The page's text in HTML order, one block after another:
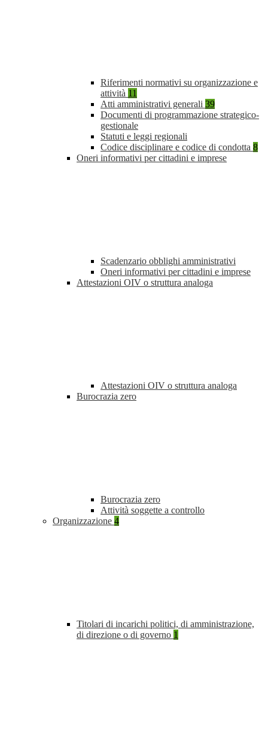
Riferimenti normativi su organizzazione e
attività 11
Atti amministrativi generali 39
Documenti di programmazione strategico-
gestionale
Statuti e leggi regionali
Codice disciplinare e codice di condotta 8
Oneri informativi per cittadini e imprese
Scadenzario obblighi amministrativi
Oneri informativi per cittadini e imprese
Attestazioni OIV o struttura analoga
Attestazioni OIV o struttura analoga
Burocrazia zero
Burocrazia zero
Attività soggette a controllo
Organizzazione 4
Titolari di incarichi politici, di amministrazione,
di direzione o di governo 1